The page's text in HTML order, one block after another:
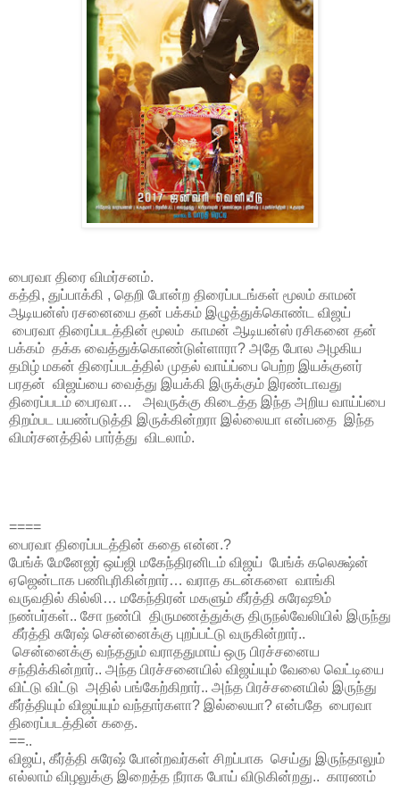
பைரவா திரை விமர்சனம்.
கத்தி, துப்பாக்கி , தெறி போன்ற திரைப்படங்கள் மூலம் காமன்
ஆடியன்ஸ் ரசனையை தன் பக்கம் இழுத்துக்கொண்ட விஜய்
பைரவா திரைப்படத்தின் மூலம் காமன் ஆடியன்ஸ் ரசிகனை தன்
பக்கம் தக்க வைத்துக்கொண்டுள்ளாரா? அதே போல அழகிய
தமிழ் மகன் திரைப்படத்தில் முதல் வாய்ப்பை பெற்ற இயக்குனர்
பரதன் விஜய்யை வைத்து இயக்கி இருக்கும் இரண்டாவது
திரைப்படம் பைரவா… அவருக்கு கிடைத்த இந்த அறிய வாய்ப்பை
திறம்பட பயண்படுத்தி இருக்கின்றரா இல்லையா என்பதை இந்த
விமர்சனத்தில் பார்த்து விடலாம்.
====
பைரவா திரைப்படத்தின் கதை என்ன.?
பேங்க் மேனேஜர் ஒய்ஜி மகேந்திரனிடம் விஜய் பேங்க் கலெக்ஷ்ன்
ஏஜென்டாக பணிபுரிகின்றார்… வராத கடன்களை வாங்கி
வருவதில் கில்லி… மகேந்திரன் மகளும் கீர்த்தி சுரேஷூம்
நண்பர்கள்.. சோ நண்பி திருமணத்துக்கு திருநல்வேலியில் இருந்து
கீர்த்தி சுரேஷ் சென்னைக்கு புறப்பட்டு வருகின்றார்..
சென்னைக்கு வந்ததும் வராததுமாய் ஒரு பிரச்சனைய
சந்திக்கின்றார்.. அந்த பிரச்சனையில் விஜய்யும் வேலை வெட்டியை
விட்டு விட்டு அதில் பங்கேற்கிறார்.. அந்த பிரச்சனையில் இருந்து
கீர்த்தியும் விஜய்யும் வந்தார்களா? இல்லையா? என்பதே பைரவா
திரைப்படத்தின் கதை.
==..
விஜய், கீர்த்தி சுரேஷ் போன்றவர்கள் சிறப்பாக செய்து இருந்தாலும்
எல்லாம் விழலுக்கு இறைத்த நீராக போய் விடுகின்றது.. காரணம்